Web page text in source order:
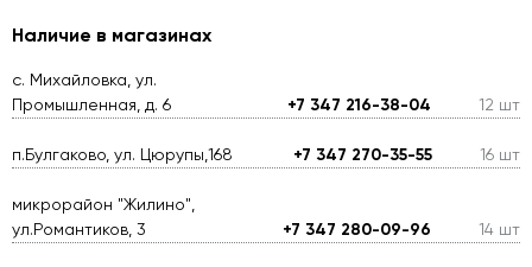
Наличие в магазинах
с. Михайловка, ул.
Промышленная, д. 6
+7 347 216-38-04 12 шт
п.Булгаково, ул. Цюрупы,168 +7 347 270-35-55 16 шт
микрорайон "Жилино",
ул.Романтиков, 3
+7 347 280-09-96 14 шт